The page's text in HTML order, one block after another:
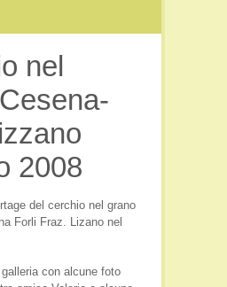
Spirituali
nel
2008
del cerchio nel grano
Forli Fraz. Lizano nel
galleria con alcune foto